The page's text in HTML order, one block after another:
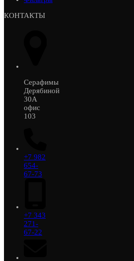
КОНТАКТЫ
Серафимы
Дерябиной
30А
офис
103
+7 982
654-
67-73
+7 343
271-
67-22